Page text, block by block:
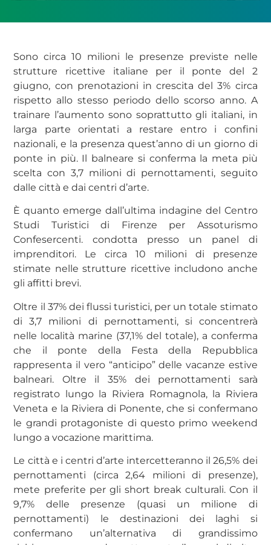
Sono circa 10 milioni le presenze previste nelle
strutture ricettive italiane per il ponte del 2
giugno, con prenotazioni in crescita del 3% circa
rispetto allo stesso periodo dello scorso anno. A
trainare l’aumento sono soprattutto gli italiani, in
larga parte orientati a restare entro i confini
nazionali, e la presenza quest’anno di un giorno di
ponte in più. Il balneare si conferma la meta più
scelta con 3,7 milioni di pernottamenti, seguito
dalle città e dai centri d’arte.
È quanto emerge dall’ultima indagine del Centro
Studi Turistici di Firenze per Assoturismo
Confesercenti. condotta presso un panel di
imprenditori. Le circa 10 milioni di presenze
stimate nelle strutture ricettive includono anche
gli affitti brevi.
Oltre il 37% dei flussi turistici, per un totale stimato
di 3,7 milioni di pernottamenti, si concentrerà
nelle località marine (37,1% del totale), a conferma
che il ponte della Festa della Repubblica
rappresenta il vero “anticipo” delle vacanze estive
balneari. Oltre il 35% dei pernottamenti sarà
registrato lungo la Riviera Romagnola, la Riviera
Veneta e la Riviera di Ponente, che si confermano
le grandi protagoniste di questo primo weekend
lungo a vocazione marittima.
Le città e i centri d’arte intercetteranno il 26,5% dei
pernottamenti (circa 2,64 milioni di presenze),
mete preferite per gli short break culturali. Con il
9,7% delle presenze (quasi un milione di
pernottamenti) le destinazioni dei laghi si
confermano un’alternativa di grandissimo